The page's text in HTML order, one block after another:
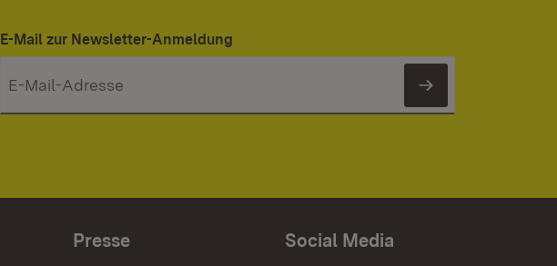
E-Mail zur Newsletter-Anmeldung
Newsletter
Presse Social Media